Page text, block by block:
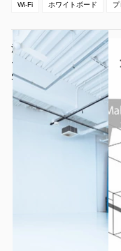
Wi-Fi ホワイトボード
渋谷・原宿からのアクセ
ービー撮影可能なスタ
STUDIO Z